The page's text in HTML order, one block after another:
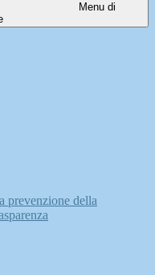
Menu di
prevenzione della